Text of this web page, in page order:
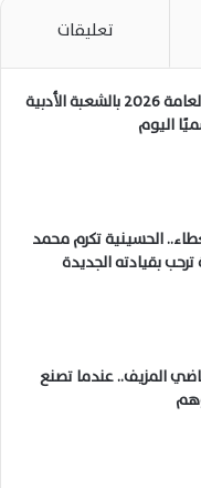
تعليقات
أسماء أوائل الثانوية العامة 2026 بالشعبة الأدبية
اليوم
الحسينية تكرم محمد
بقيادته الجديدة
المزيف.. عندما تصنع